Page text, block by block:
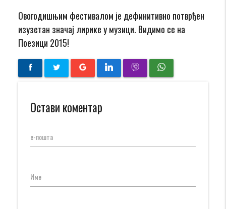
Овогодишњим фестивалом је дефинитивно потврђен
изузетан значај лирике у музици. Видимо се на
Поезици 2015!
Остави коментар
е-пошта
Име